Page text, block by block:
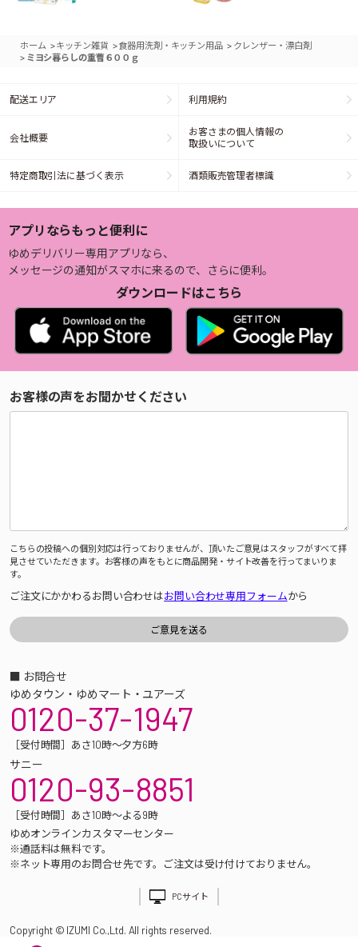
ホーム >キッチン雑貨 >食器用洗剤・キッチン用品 > クレンザー・漂白剤
> ミヨシ暮らしの重曹６００ｇ
配送エリア 利用規約
会社概要
お客さまの個人情報の
取扱いについて
特定商取引法に基づく表示 酒類販売管理者標識
アプリならもっと便利に
ゆめデリバリー専用アプリなら、
メッセージの通知がスマホに来るので、さらに便利。
ダウンロードはこちら
お客様の声をお聞かせください
こちらの投稿への個別対応は行っておりませんが、頂いたご意見はスタッフがすべて拝
見させていただきます。お客様の声をもとに商品開発・サイト改善を行ってまいりま
す。
ご注文にかかわるお問い合わせはお問い合わせ専用フォームから
■ お問合せ
ゆめタウン・ゆめマート・ユアーズ
0120-37-1947
［受付時間］あさ10時～夕方6時
サニー
0120-93-8851
［受付時間］あさ10時～よる9時
ゆめオンラインカスタマーセンター
※通話料は無料です。
※ネット専用のお問合せ先です。ご注文は受け付けておりません。
PCサイト
Copyright © IZUMI Co.,Ltd. All rights reserved.